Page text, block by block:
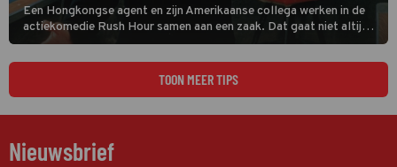
Een Hongkongse agent en zijn Amerikaanse collega werken in de
actiekomedie Rush Hour samen aan een zaak. Dat gaat niet altijd
van een leien dakje.
TOON MEER TIPS
Nieuwsbrief